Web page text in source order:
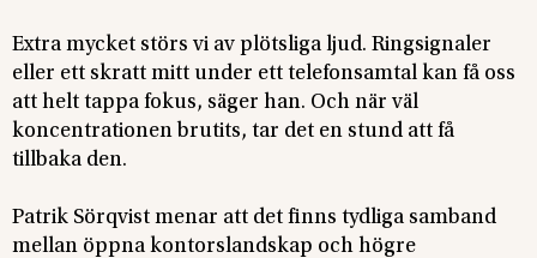
Extra mycket störs vi av plötsliga ljud. Ringsignaler
eller ett skratt mitt under ett telefonsamtal kan få oss
att helt tappa fokus, säger han. Och när väl
koncentrationen brutits, tar det en stund att få
tillbaka den.
Patrik Sörqvist menar att det finns tydliga samband
mellan öppna kontorslandskap och högre